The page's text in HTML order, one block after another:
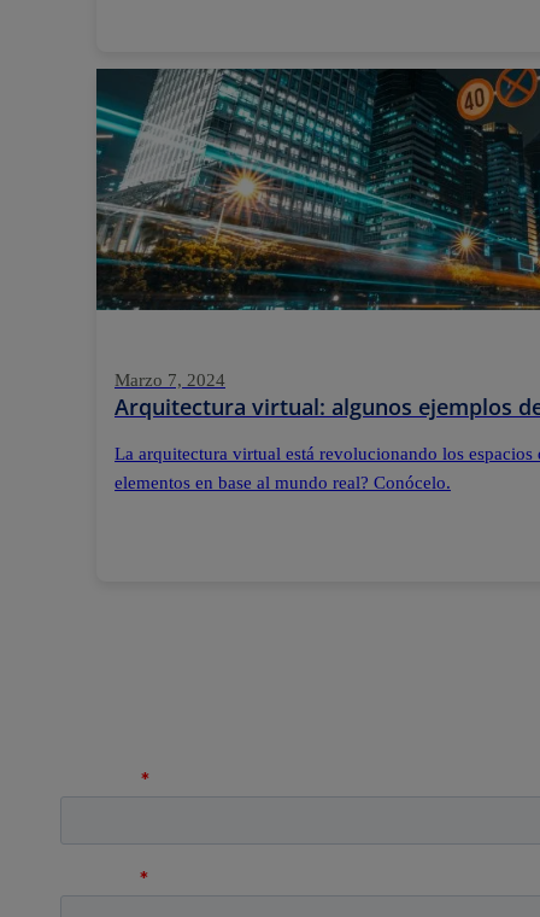
Marzo 7, 2024
Arquitectura virtual: algunos ejemplos
La arquitectura virtual está revolucionando los espacios
elementos en base al mundo real? Conócelo.